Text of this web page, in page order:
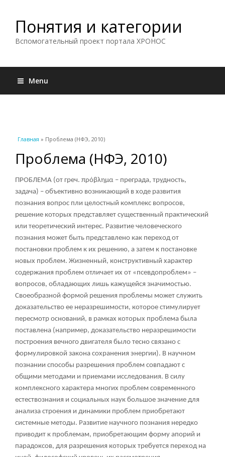
Понятия и категории
Вспомогательный проект портала ХРОНОС
Menu
Вы здесь
Главная » Проблема (НФЭ, 2010)
Проблема (НФЭ, 2010)
ПРОБЛЕМА (от греч. πρόβλημα – преграда, трудность,
задача) – объективно возникающий в ходе развития
познания вопрос пли целостный комплекс вопросов,
решение которых представляет существенный практический
или теоретический интерес. Развитие человеческого
познания может быть представлено как переход от
постановки проблем к их решению, а затем к постановке
новых проблем. Жизненный, конструктивный характер
содержания проблем отличает их от «псевдопроблем» –
вопросов, обладающих лишь кажущейся значимостью.
Своеобразной формой решения проблемы может служить
доказательство ее неразрешимости, которое стимулирует
пересмотр оснований, в рамках которых проблема была
поставлена (например, доказательство неразрешимости
построения вечного двигателя было тесно связано с
формулировкой закона сохранения энергии). В научном
познании способы разрешения проблем совпадают с
общими методами и приемами исследования. В силу
комплексного характера многих проблем современного
естествознания и социальных наук большое значение для
анализа строения и динамики проблем приобретают
системные методы. Развитие научного познания нередко
приводит к проблемам, приобретающим форму апорий и
парадоксов, для разрешения которых требуется переход на